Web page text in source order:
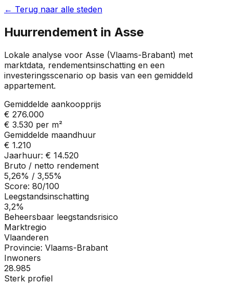
← Terug naar alle steden
Huurrendement in Asse
Lokale analyse voor Asse (Vlaams-Brabant) met
marktdata, rendementsinschatting en een
investeringsscenario op basis van een gemiddeld
appartement.
Gemiddelde aankoopprijs
€ 276.000
€ 3.530 per m²
Gemiddelde maandhuur
€ 1.210
Jaarhuur: € 14.520
Bruto / netto rendement
5,26% / 3,55%
Score: 80/100
Leegstandsinschatting
3,2%
Beheersbaar leegstandsrisico
Marktregio
Vlaanderen
Provincie: Vlaams-Brabant
Inwoners
28.985
Sterk profiel